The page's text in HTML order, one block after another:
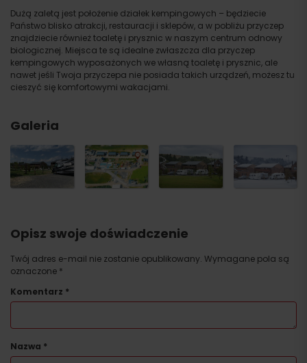
Dużą zaletą jest położenie działek kempingowych – będziecie
Państwo blisko atrakcji, restauracji i sklepów, a w pobliżu przyczep
znajdziecie również toaletę i prysznic w naszym centrum odnowy
biologicznej. Miejsca te są idealne zwłaszcza dla przyczep
kempingowych wyposażonych we własną toaletę i prysznic, ale
nawet jeśli Twoja przyczepa nie posiada takich urządzeń, możesz tu
cieszyć się komfortowymi wakacjami.
Galeria
Opisz swoje doświadczenie
Twój adres e-mail nie zostanie opublikowany. Wymagane pola są
oznaczone *
Komentarz *
Nazwa *